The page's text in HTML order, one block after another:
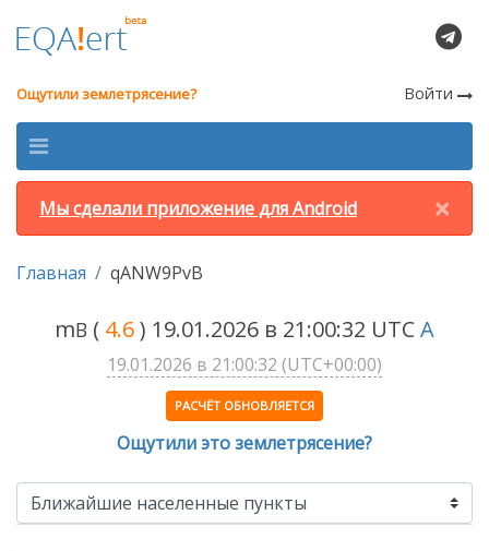
Ощутили землетрясение? Войти
×
Мы сделали приложение для Android
Главная qANW9PvB
mB ( 4.6) 19.01.2026 в 21:00:32 UTCA
19.01.2026 в 21:00:32 (UTC+00:00)
РАСЧЁТ ОБНОВЛЯЕТСЯ
Ощутили это землетрясение?